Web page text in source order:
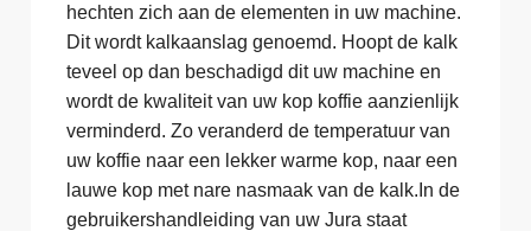
hechten zich aan de elementen in uw machine.
Dit wordt kalkaanslag genoemd. Hoopt de kalk
teveel op dan beschadigd dit uw machine en
wordt de kwaliteit van uw kop koffie aanzienlijk
verminderd. Zo veranderd de temperatuur van
uw koffie naar een lekker warme kop, naar een
lauwe kop met nare nasmaak van de kalk.In de
gebruikershandleiding van uw Jura staat